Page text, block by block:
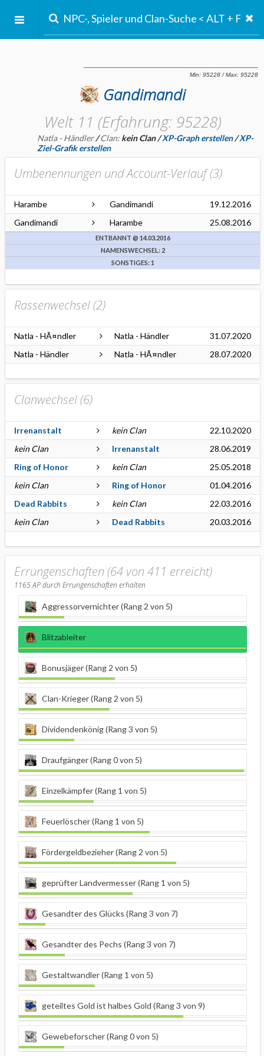
Gandimandi
Welt 11 (Erfahrung: 95228)
Natla - Händler/Clan: kein Clan/XP-Graph erstellen/XP-
Ziel-Grafik erstellen
Umbenennungen und Account-Verlauf (3)
Harambe Gandimandi
19.12.2016
Gandimandi
Harambe 25.08.2016
ENTBANNT @ 14.03.2016
NAMENSWECHSEL: 2
SONSTIGES: 1
Rassenwechsel (2)
Natla - HÃ¤ndler Natla - Händler
31.07.2020
Natla - Händler
Natla - HÃ¤ndler 28.07.2020
Clanwechsel (6)
Irrenanstalt kein Clan
22.10.2020
kein Clan
Irrenanstalt
28.06.2019
Ring of Honor
kein Clan
25.05.2018
kein Clan
Ring of Honor
01.04.2016
Dead Rabbits
kein Clan
22.03.2016
kein Clan
Dead Rabbits 20.03.2016
Errungenschaften (64 von 411 erreicht)
1165AP durch Errungenschaften erhalten
Aggressorvernichter (Rang 2 von 5)
Blitzableiter
Bonusjäger (Rang 2 von 5)
Clan-Krieger (Rang 2 von 5)
Dividendenkönig (Rang 3 von 5)
Draufgänger (Rang 0 von 5)
Einzelkämpfer (Rang 1 von 5)
Feuerlöscher (Rang 1 von 5)
Fördergeldbezieher (Rang 2 von 5)
geprüfter Landvermesser (Rang 1 von 5)
Gesandter des Glücks (Rang 3 von 7)
Gesandter des Pechs (Rang 3 von 7)
Gestaltwandler (Rang 1 von 5)
geteiltes Gold ist halbes Gold (Rang 3 von 9)
Gewebeforscher (Rang 0 von 5)